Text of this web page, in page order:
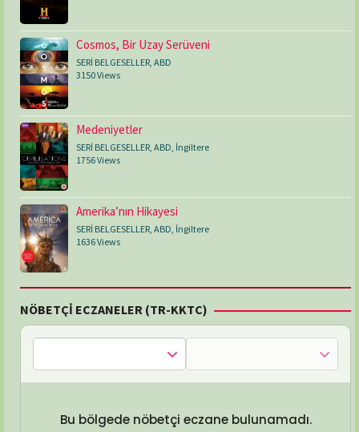
Cosmos, Bir Uzay Serüveni
SERİ BELGESELLER ABD
3150 Views
Medeniyetler
SERİ BELGESELLER ABD İngiltere
1756 Views
Amerika’nın Hikayesi
SERİ BELGESELLER ABD İngiltere
1636 Views
NÖBETÇİ ECZANELER (TR-KKTC)
Bu bölgede nöbetçi eczane bulunamadı.